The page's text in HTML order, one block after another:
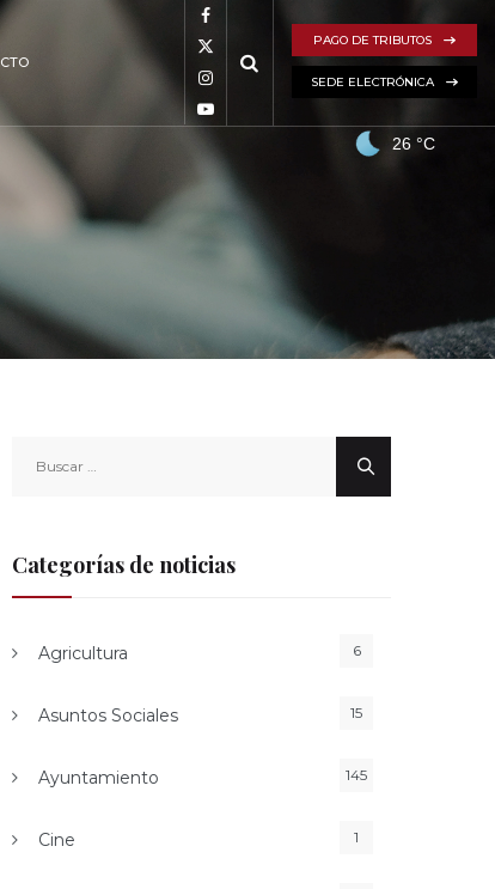
26 °C
PAGO DE TRIBUTOS
SEDE ELECTRÓNICA
Categorías de noticias
Agricultura 6
Asuntos Sociales 15
Ayuntamiento 145
Cine 1